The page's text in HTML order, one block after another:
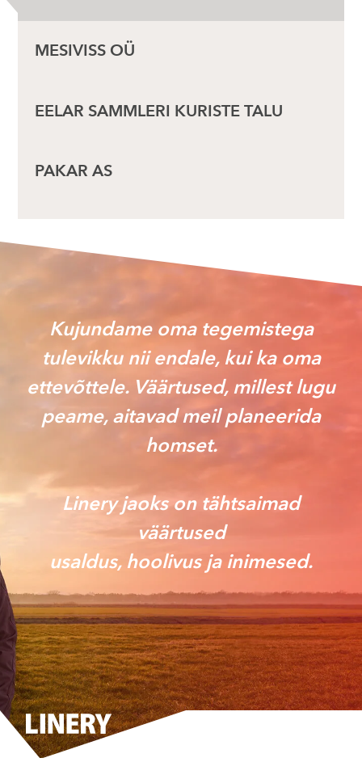
MESIVISS OÜ
EELAR SAMMLERI KURISTE TALU
PAKAR AS
Kujundame oma tegemistega
tulevikku nii endale, kui ka oma
ettevõttele. Väärtused, millest lugu
peame, aitavad meil planeerida
homset.
Linery jaoks on tähtsaimad
väärtused
usaldus, hoolivus ja inimesed.